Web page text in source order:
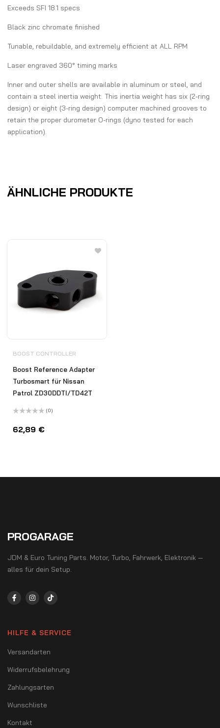
Exceeds SFI 18.1 specs
Black zinc chromate finished
Tunable, rebuildable, and extremely efficient at ALL RPM
Laser engraved 360° timing marks
Inner and outer shells are available in aluminum or steel, and
contain a steel inertia weight. This inertia weight has six (2-ring
design) or eight (3-ring design) computer machined grooves to
retain the proper durometer O-rings (dyno tested for each
application).
ÄHNLICHE PRODUKTE
BOOST CONTROLLER
Boost Reference Adapter
Turbosmart für Nissan
Patrol ZD30DDTI/TD42T
mit
0
(0)
62,89 €
PROGARAGE
JDM & Euro Tuning Parts. Motor, Turbo, Fahrwerk, Elektronik —
alles für dein Setup.
HILFE & SERVICE
Versandarten
Widerrufsbelehrung
Zahlungsarten
Wunschliste
Kontakt